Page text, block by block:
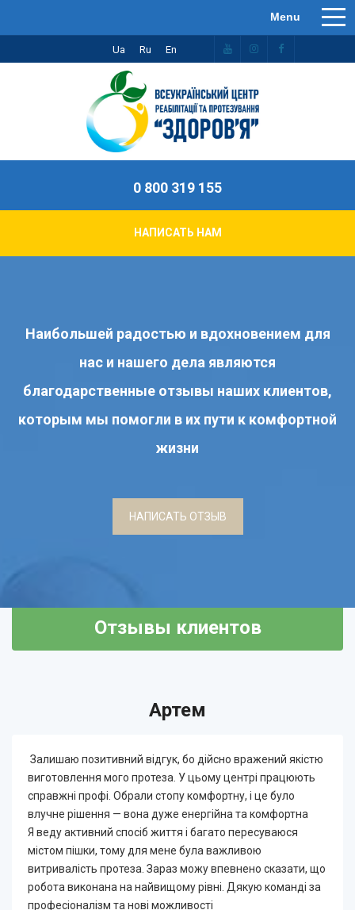
Ua Ru En
0 800 319 155
НАПИСАТЬ НАМ
Наибольшей радостью и вдохновением для
нас и нашего дела являются
благодарственные отзывы наших клиентов,
которым мы помогли в их пути к комфортной
жизни
НАПИСАТЬ ОТЗЫВ
Отзывы клиентов
Артем
Залишаю позитивний відгук, бо дійсно вражений якістю
виготовлення мого протеза. У цьому центрі працюють
справжні профі. Обрали стопу комфортну, і це було
влучне рішення — вона дуже енергійна та комфортна
Я веду активний спосіб життя і багато пересуваюся
містом пішки, тому для мене була важливою
витривалість протеза. Зараз можу впевнено сказати, що
робота виконана на найвищому рівні. Дякую команді за
професіоналізм та нові можливості